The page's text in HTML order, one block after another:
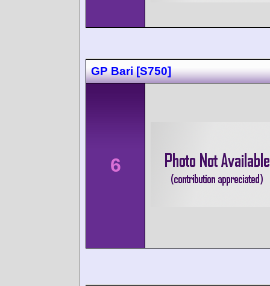
GP Bari [S750]
6